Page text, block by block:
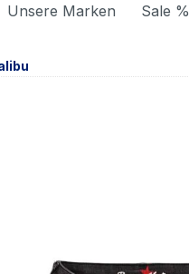
Unsere Marken Sale %